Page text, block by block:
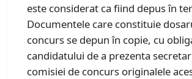
este considerat ca fiind depus în
Documentele care constituie
concurs se depun în copie, cu
candidatului de a prezenta
comisiei de concurs originalele